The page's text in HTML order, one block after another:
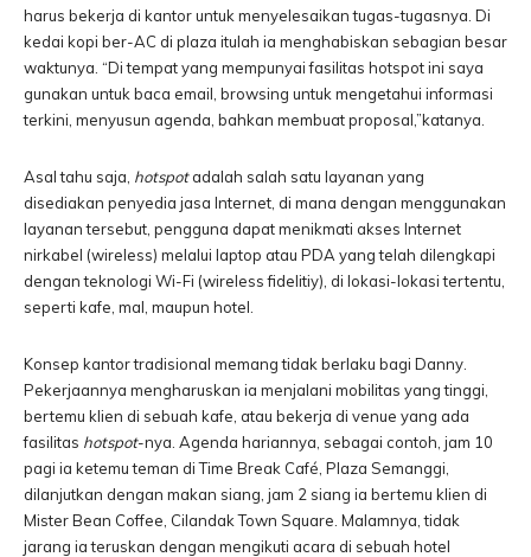
harus bekerja di kantor untuk menyelesaikan tugas-tugasnya. Di
kedai kopi ber-AC di plaza itulah ia menghabiskan sebagian besar
waktunya. “Di tempat yang mempunyai fasilitas hotspot ini saya
gunakan untuk baca email, browsing untuk mengetahui informasi
terkini, menyusun agenda, bahkan membuat proposal,”katanya.
Asal tahu saja, hotspotadalah salah satu layanan yang
disediakan penyedia jasa Internet, di mana dengan menggunakan
layanan tersebut, pengguna dapat menikmati akses Internet
nirkabel (wireless) melalui laptop atau PDA yang telah dilengkapi
dengan teknologi Wi-Fi (wireless fidelitiy), di lokasi-lokasi tertentu,
seperti kafe, mal, maupun hotel.
Konsep kantor tradisional memang tidak berlaku bagi Danny.
Pekerjaannya mengharuskan ia menjalani mobilitas yang tinggi,
bertemu klien di sebuah kafe, atau bekerja di venue yang ada
fasilitas hotspot-nya. Agenda hariannya, sebagai contoh, jam 10
pagi ia ketemu teman di Time Break Café, Plaza Semanggi,
dilanjutkan dengan makan siang, jam 2 siang ia bertemu klien di
Mister Bean Coffee, Cilandak Town Square. Malamnya, tidak
jarang ia teruskan dengan mengikuti acara di sebuah hotel